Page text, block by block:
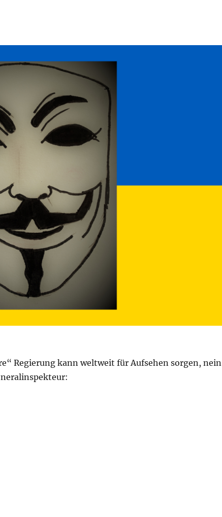
Regierung kann weltweit für Aufsehen sorgen, nein